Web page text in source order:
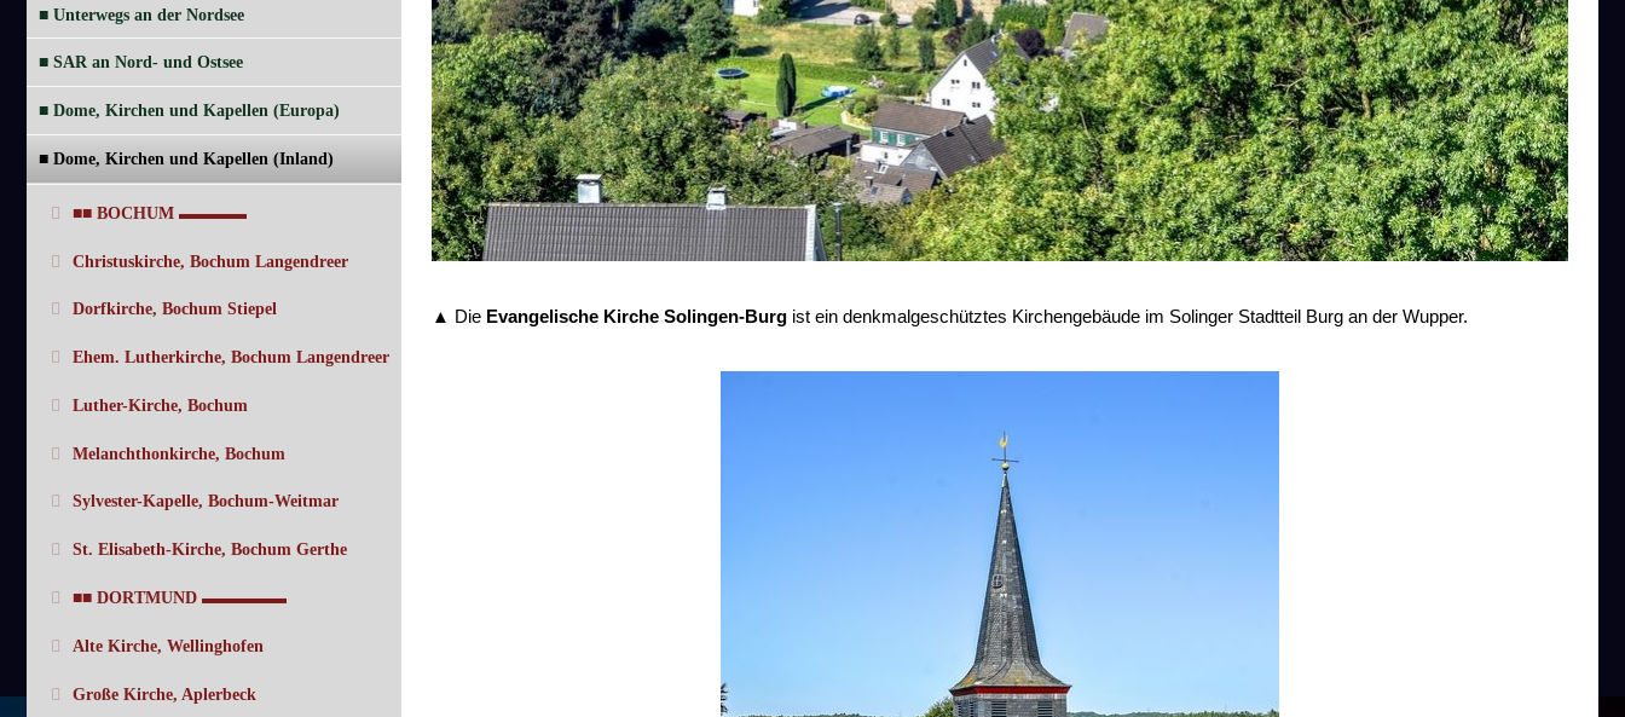
■ Unterwegs an der Nordsee
■ SAR an Nord- und Ostsee
■ Dome, Kirchen und Kapellen (Europa)
■ Dome, Kirchen und Kapellen (Inland)
■■ BOCHUM ▬▬▬▬
Christuskirche, Bochum Langendreer
Dorfkirche, Bochum Stiepel
Ehem. Lutherkirche, Bochum Langendreer
Luther-Kirche, Bochum
Melanchthonkirche, Bochum
Sylvester-Kapelle, Bochum-Weitmar
St. Elisabeth-Kirche, Bochum Gerthe
■■ DORTMUND ▬▬▬▬▬
Alte Kirche, Wellinghofen
Große Kirche, Aplerbeck
▲ Die Evangelische Kirche Solingen-Burg ist ein denkmalgeschütztes Kirchengebäude im Solinger Stadtteil Burg an der Wupper.